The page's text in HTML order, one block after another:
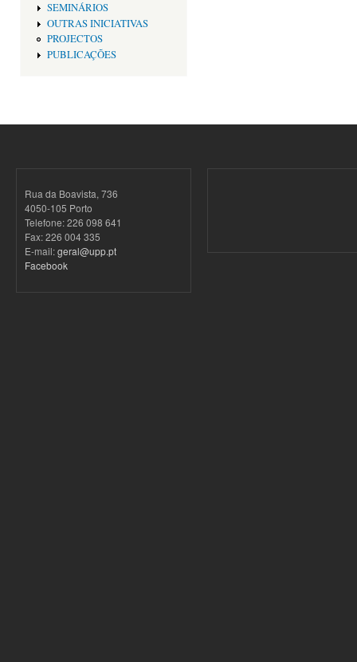
SEMINÁRIOS
OUTRAS INICIATIVAS
PROJECTOS
PUBLICAÇÕES
Rua da Boavista, 736
4050-105 Porto
Telefone: 226 098 641
Fax: 226 004 335
E-mail:geral@upp.pt
Facebook